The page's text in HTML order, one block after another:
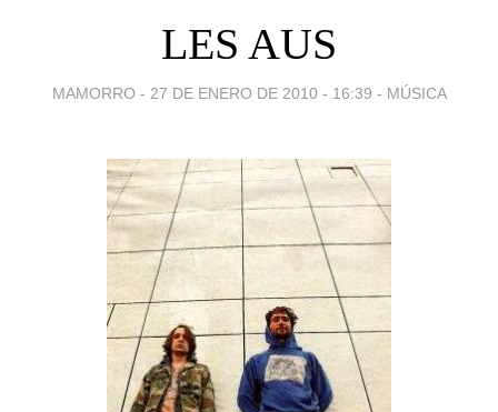
LES AUS
MAMORRO - 27 DE ENERO DE 2010 - 16:39 - MÚSICA